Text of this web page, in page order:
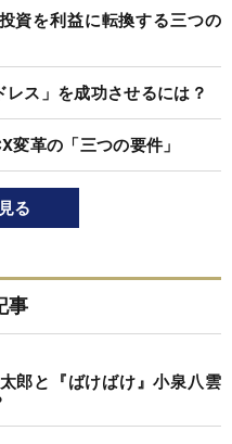
資を利益に転換する三つの
ス」を成功させるには？
革の「三つの要件」
る
事
郎と『ばけばけ』小泉八雲